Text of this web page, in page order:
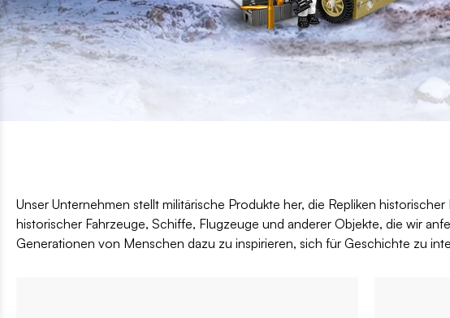
Unser Unternehmen stellt militärische Produkte her, die Repliken
historischer Fahrzeuge, Schiffe, Flugzeuge und anderer Objekte, die wir
Generationen von Menschen dazu zu inspirieren, sich für Geschichte zu